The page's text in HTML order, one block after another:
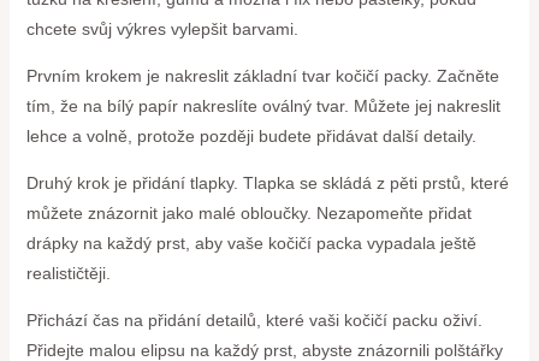
chcete svůj výkres vylepšit barvami.
Prvním krokem je nakreslit základní tvar kočičí packy. Začněte
tím, že na bílý papír nakreslíte oválný tvar. Můžete jej nakreslit
lehce a volně, protože později budete přidávat další detaily.
Druhý krok je přidání tlapky. Tlapka se skládá z pěti prstů, které
můžete znázornit jako malé obloučky. Nezapomeňte přidat
drápky na každý prst, aby vaše kočičí packa vypadala ještě
realističtěji.
Přichází čas na přidání detailů, které vaši kočičí packu oživí.
Přidejte malou elipsu na každý prst, abyste znázornili polštářky